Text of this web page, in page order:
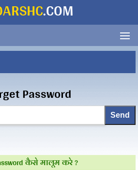
.COM
Password
कैसे मालूम करे ?